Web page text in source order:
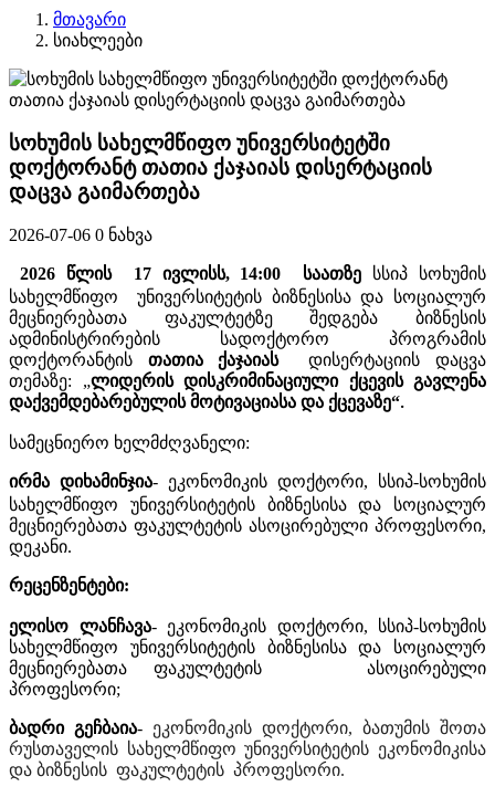
მთავარი
სიახლეები
სოხუმის სახელმწიფო უნივერსიტეტში
დოქტორანტ თათია ქაჯაიას დისერტაციის
დაცვა გაიმართება
2026-07-06 0 ნახვა
2026წლის 17 ივლისს, 14:00 საათზე
სსიპ სოხუმის
სახელმწიფო
უნივერსიტეტის ბიზნესისა და სოციალურ
მეცნიერებათა ფაკულტეტზე შედგება ბიზნესის
ადმინისტრირების სადოქტორო პროგრამის
დოქტორანტის თათია ქაჯაიასდისერტაციის დაცვა
თემაზე: „ლიდერის დისკრიმინაციული ქცევის გავლენა
დაქვემდებარებულის მოტივაციასა და ქცევაზე“.
სამეცნიერო ხელმძღვანელი:
ირმა დიხამინჯია- ეკონომიკის დოქტორი, სსიპ-სოხუმის
სახელმწიფო
უნივერსიტეტისბიზნესისა და სოციალურ
მეცნიერებათა ფაკულტეტის ასოცირებული პროფესორი,
დეკანი.
რეცენზენტები:
ელისო ლანჩავა- ეკონომიკის დოქტორი, სსიპ-სოხუმის
სახელმწიფო უნივერსიტეტის ბიზნესისა და სოციალურ
მეცნიერებათა ფაკულტეტის ასოცირებული
პროფესორი;
ბადრი გეჩბაია- ეკონომიკის დოქტორი, ბათუმის შოთა
რუსთაველის სახელმწიფო უნივერსიტეტის ეკონომიკისა
და ბიზნესის ფაკულტეტის პროფესორი.